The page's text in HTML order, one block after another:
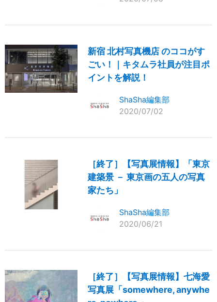
新宿 北村写真機店 のココがす
ごい！｜キタムラ社員が注目ポ
イントを解説！
ShaSha編集部
2020/07/02
［終了］【写真展情報】「東京
建築景 － 東京画の五人の写真
家たち」
ShaSha編集部
2020/06/21
［終了］【写真展情報】七海愛
写真展「somewhere, anywhe